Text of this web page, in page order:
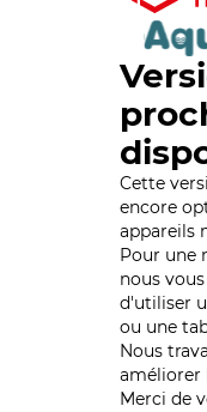
Cette
encore
appareils
Pour une
nous
d'utiliser
ou une
Nous
améliorer
Merci de